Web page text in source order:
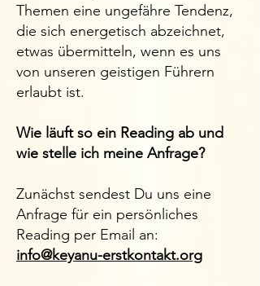
Themen eine ungefähre Tendenz,
die sich energetisch abzeichnet,
etwas übermitteln, wenn es uns
von unseren geistigen Führern
erlaubt ist. ​
Wie läuft so ein Reading ab und
wie stelle ich meine Anfrage?
Zunächst sendest Du uns eine
Anfrage für ein persönliches
Reading per Email an:
info@keyanu-erstkontakt.org